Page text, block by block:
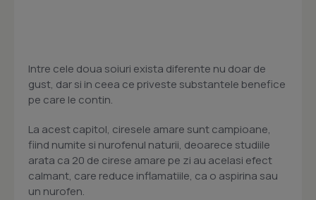
Intre cele doua soiuri exista diferente nu doar de
gust, dar si in ceea ce priveste substantele benefice
pe care le contin.
La acest capitol, ciresele amare sunt campioane,
fiind numite si nurofenul naturii, deoarece studiile
arata ca 20 de cirese amare pe zi au acelasi efect
calmant, care reduce inflamatiile, ca o aspirina sau
un nurofen.